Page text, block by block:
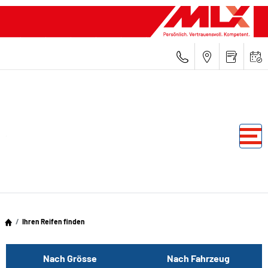
Ihren Reifen finden
Nach Grösse Nach Fahrzeug